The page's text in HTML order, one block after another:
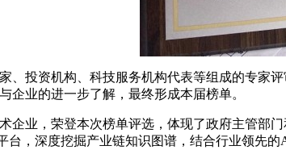
投资机构、科技服务机构代表等组成的专家
企业的进一步了解，最终形成本届榜单。
业，荣登本次榜单评选，体现了政府主管部
台，深度挖掘产业链知识图谱，结合行业领先